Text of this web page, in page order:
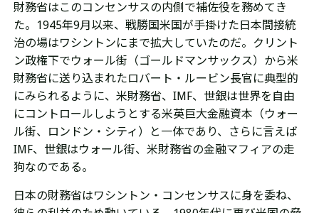
財務省はこのコンセンサスの内側で補佐役を務めてき
た。1945年9月以来、戦勝国米国が手掛けた日本間接統
治の場はワシントンにまで拡大していたのだ。クリント
ン政権下でウォール街（ゴールドマンサックス）から米
財務省に送り込まれたロバート・ルービン長官に典型的
にみられるように、米財務省、IMF、世銀は世界を自由
にコントロールしようとする米英巨大金融資本（ウォー
ル街、ロンドン・シティ）と一体であり、さらに言えば
IMF、世銀はウォール街、米財務省の金融マフィアの走
狗なのである。
日本の財務省はワシントン・コンセンサスに身を委ね、